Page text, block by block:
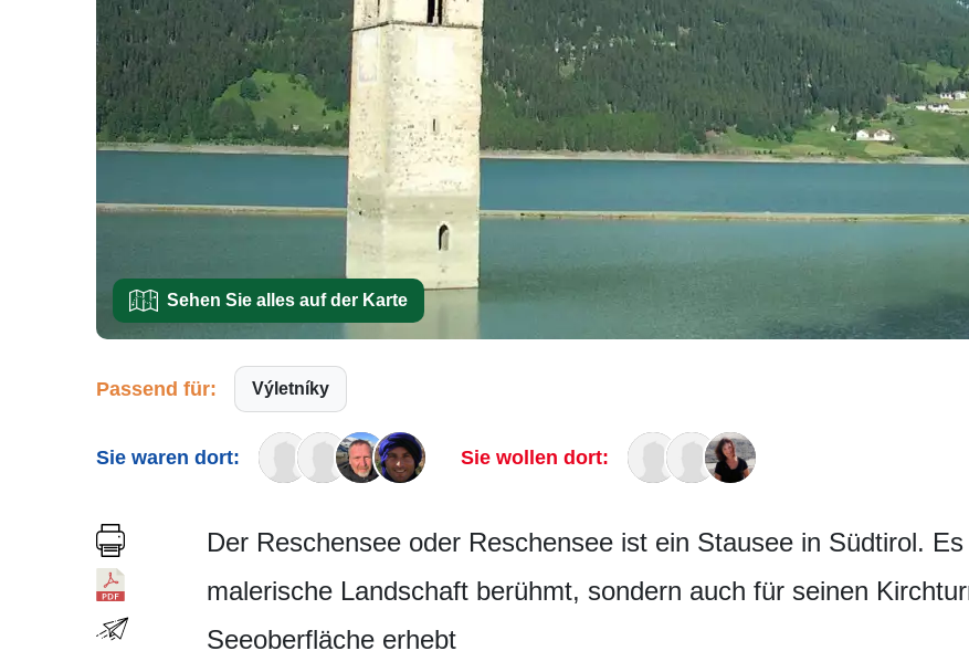
Sehen Sie alles auf der Karte
Passend für: Výletníky
Sie waren dort: Sie wollen dort:
Der Reschensee oder Reschensee ist ein Stausee in Südtirol.
malerische Landschaft berühmt, sondern auch für seinen
Seeoberfläche er­hebt